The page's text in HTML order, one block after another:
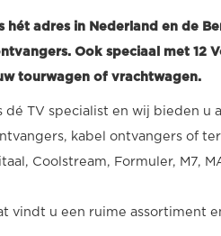
hét adres in Nederland en de
Ook speciaal met 12
tourwagen of vrachtwagen.
dé TV specialist en wij bieden u
kabel ontvangers of
Coolstream, Formuler, M7,
vindt u een ruime assortiment